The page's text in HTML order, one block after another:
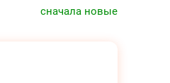
сначала новые